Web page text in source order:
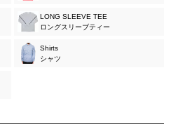
LONG SLEEVE TEE
ロングスリーブティー
Shirts
シャツ